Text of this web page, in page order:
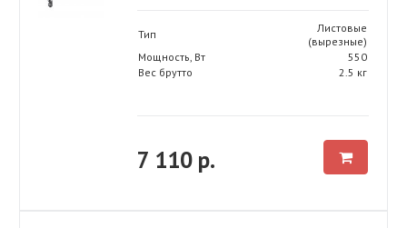
Тип
Листовые
(вырезные)
Мощность, Вт
550
Вес брутто
2.5 кг
7 110 р.